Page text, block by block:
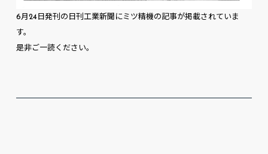
6月24日発刊の日刊工業新聞にミツ精機の記事が掲載されていま
す。
是非ご一読ください。